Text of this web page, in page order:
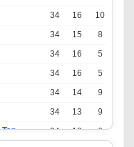
34 16 10
34 15 8
34 16 5
34 16 5
34 14 9
34 13 9
Persatuan Sepak Bola Indonesia Tangerang 34 13 6